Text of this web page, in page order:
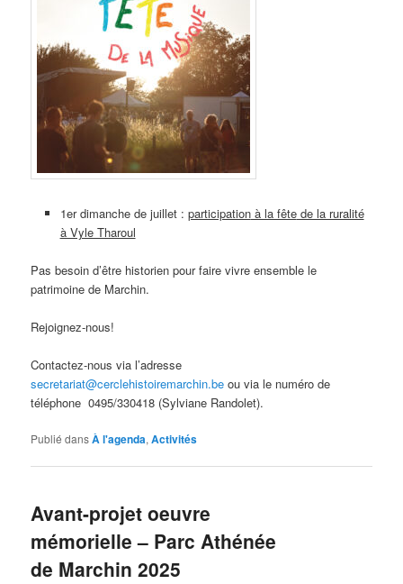
1er dimanche de juillet : participationà la fêtede la ruralité
à Vyle Tharoul
Pas besoin d’être historien pour faire vivre ensemble le
patrimoine de Marchin.
Rejoignez-nous!
Contactez-nous via l’adresse
secretariat@cerclehistoiremarchin.be ou via le numéro de
téléphone 0495/330418 (Sylviane Randolet).
Publié dansÀ l'agenda,Activités
Avant-projet oeuvre
mémorielle – Parc Athénée
de Marchin 2025